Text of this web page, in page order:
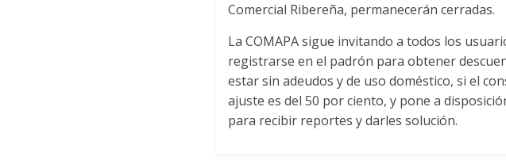
Comercial Ribereña, permanecerán cerradas.
La COMAPA sigue invitando a todos los
registrarse en el padrón para obtener
estar sin adeudos y de uso doméstico, si el
ajuste es del 50 por ciento, y pone a
para recibir reportes y darles solución.